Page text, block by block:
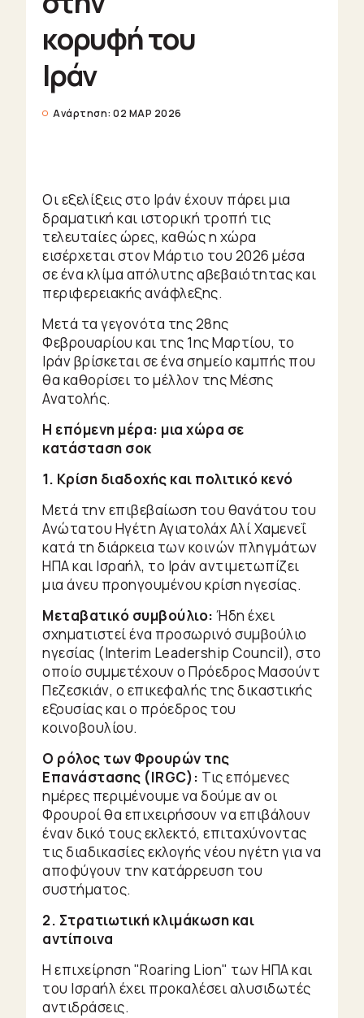
Enter/Exit
Θείτσες
Little
Shops
Ζώα
Φυτά
Urban
Travelling
UrBook
Urban
Audio
Heroes
Μικρές
ιστορίες
De
Gustibus
Motion
Picture
κορυφή του
Ιράν
Ανάρτηση: 02 ΜΑΡ 2026
Οι εξελίξεις στο Ιράν έχουν πάρει μια
δραματική και ιστορική τροπή τις
τελευταίες ώρες, καθώς η χώρα
εισέρχεται στον Μάρτιο του 2026 μέσα
σε ένα κλίμα απόλυτης αβεβαιότητας και
περιφερειακής ανάφλεξης.
Μετά τα γεγονότα της 28ης
Φεβρουαρίου και της 1ης Μαρτίου, το
Ιράν βρίσκεται σε ένα σημείο καμπής που
θα καθορίσει το μέλλον της Μέσης
Ανατολής.
Η επόμενη μέρα: μια χώρα σε
κατάσταση σοκ
1. Κρίση διαδοχής και πολιτικό κενό
Μετά την επιβεβαίωση του θανάτου του
Ανώτατου Ηγέτη Αγιατολάχ Αλί Χαμενεΐ
κατά τη διάρκεια των κοινών πληγμάτων
ΗΠΑ και Ισραήλ, το Ιράν αντιμετωπίζει
μια άνευ προηγουμένου κρίση ηγεσίας.
Μεταβατικό συμβούλιο: Ήδη έχει
σχηματιστεί ένα προσωρινό συμβούλιο
ηγεσίας (Interim Leadership Council), στο
οποίο συμμετέχουν ο Πρόεδρος Μασούντ
Πεζεσκιάν, ο επικεφαλής της δικαστικής
εξουσίας και ο πρόεδρος του
κοινοβουλίου.
Ο ρόλος των Φρουρών της
Επανάστασης (IRGC): Τις επόμενες
ημέρες περιμένουμε να δούμε αν οι
Φρουροί θα επιχειρήσουν να επιβάλουν
έναν δικό τους εκλεκτό, επιταχύνοντας
τις διαδικασίες εκλογής νέου ηγέτη για να
αποφύγουν την κατάρρευση του
συστήματος.
2. Στρατιωτική κλιμάκωση και
αντίποινα
Η επιχείρηση "Roaring Lion" των ΗΠΑ και
του Ισραήλ έχει προκαλέσει αλυσιδωτές
αντιδράσεις.